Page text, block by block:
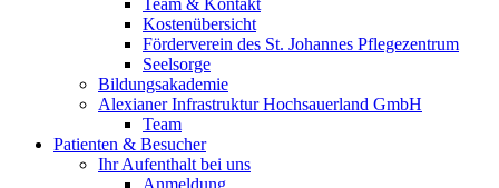
Team & Kontakt
Kostenübersicht
Förderverein des St. Johannes Pflegezentrum
Seelsorge
Bildungsakademie
Alexianer Infrastruktur Hochsauerland GmbH
Team
Patienten & Besucher
Ihr Aufenthalt bei uns
Anmeldung